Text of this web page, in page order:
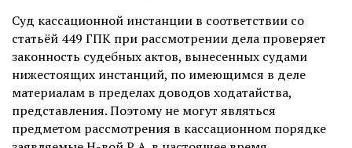
Суд кассационной инстанции в соответствии со
статьёй 449 ГПК при рассмотрении дела проверяет
законность судебных актов, вынесенных судами
нижестоящих инстанций, по имеющимся в деле
материалам в пределах доводов ходатайства,
представления. Поэтому не могут являться
предметом рассмотрения в кассационном порядке